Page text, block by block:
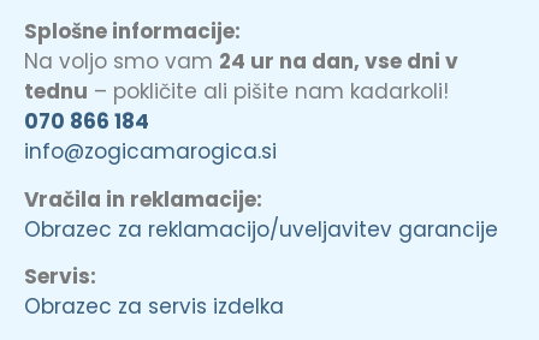
Splošne informacije:
Na voljo smo vam 24 ur na dan, vse dni v
tednu – pokličite ali pišite nam kadarkoli!
070 866 184
info@zogicamarogica.si
Vračila in reklamacije:
Obrazec za reklamacijo/uveljavitev garancije
Servis:
Obrazec za servis izdelka